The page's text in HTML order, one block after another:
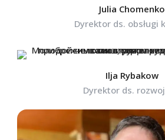
Julia Chomenko
Dyrektor ds. obsługi
Ilja Rybakow
Dyrektor ds.